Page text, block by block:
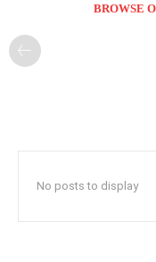
BROWSE
No posts to display